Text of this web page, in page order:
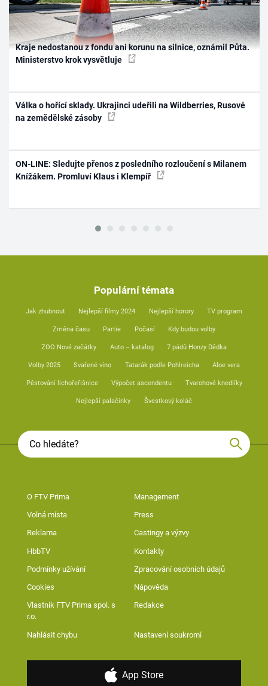
Kraje nedostanou z fondu ani korunu na silnice, oznámil Půta.
Ministerstvo krok vysvětluje
Válka o hořící sklady. Ukrajinci udeřili na Wildberries, Rusové
na zemědělské zásoby
ON-LINE: Sledujte přenos z posledního rozloučení s Milanem
Knížákem. Promluví Klaus i Klempíř
Populární témata
Jak zhubnout Nejlepší filmy 2024 Nejlepší horory TV program
Změna času Partie Počasí Kdy budou volby
ZOO Nové začátky Auto – katalog 7 pádů Honzy Dědka
Volby 2025 Svařené víno Tatarák podle Pohlreicha Aloe vera
Pěstování lichořeřišnice Výpočet ascendentu Tvarohové knedlíky
Nejlepší palačinky Švestkový koláč
O FTV Prima Management
Volná místa Press
Reklama Castingy a výzvy
HbbTV Kontakty
Podmínky užívání Zpracování osobních údajů
Cookies Nápověda
Vlastník FTV Prima spol. s
r.o.
Redakce
Nahlásit chybu Nastavení soukromí
App Store